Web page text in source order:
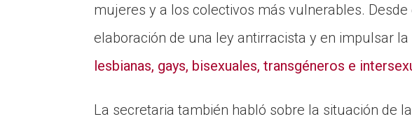
mujeres y a los colectivos más vulnerables.
elaboración de una ley antirracista y en impulsar la
lesbianas, gays, bisexuales, transgéneros e
La secretaria también habló sobre la situación de